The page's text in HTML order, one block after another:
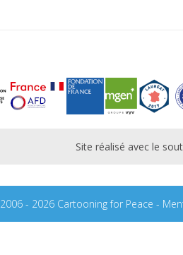
Site réalisé avec le
2006 - 2026 Cartooning for Peace -